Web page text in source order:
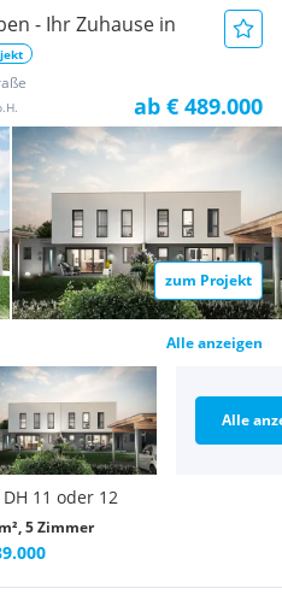
- Ihr Zuhause in
ab € 489.000
zum Projekt
Alle anzeigen
11 oder 12
5 Zimmer
Alle